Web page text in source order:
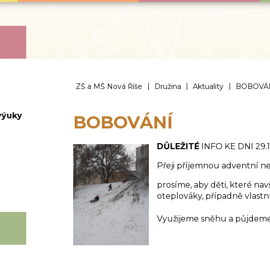
ZŠ a MŠ Nová Říše | Družina | Aktuality |
BOBOVÁNÍ
DŮLEŽITÉ INFO KE DNI
Přeji příjemnou adventní
prosíme, aby děti, které
oteplováky, případně
Využijeme sněhu a